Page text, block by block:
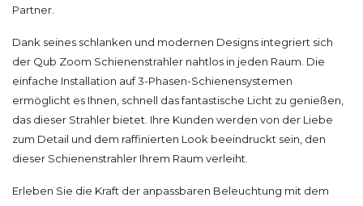
Partner.
Dank seines schlanken und modernen Designs integriert sich
der Qub Zoom Schienenstrahler nahtlos in jeden Raum. Die
einfache Installation auf 3-Phasen-Schienensystemen
ermöglicht es Ihnen, schnell das fantastische Licht zu genießen,
das dieser Strahler bietet. Ihre Kunden werden von der Liebe
zum Detail und dem raffinierten Look beeindruckt sein, den
dieser Schienenstrahler Ihrem Raum verleiht.
Erleben Sie die Kraft der anpassbaren Beleuchtung mit dem